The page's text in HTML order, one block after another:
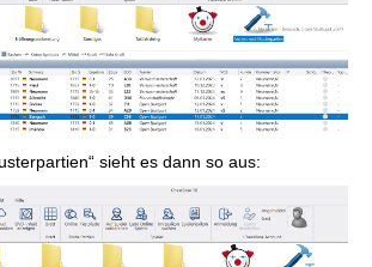
sieht es dann so aus: